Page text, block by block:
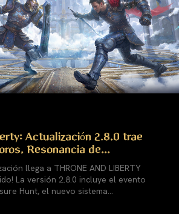
Actualización 2.8.0 trae
Resonancia de...
llega a THRONE AND LIBERTY
La versión 2.8.0 incluye el evento
Hunt, el nuevo sistema...